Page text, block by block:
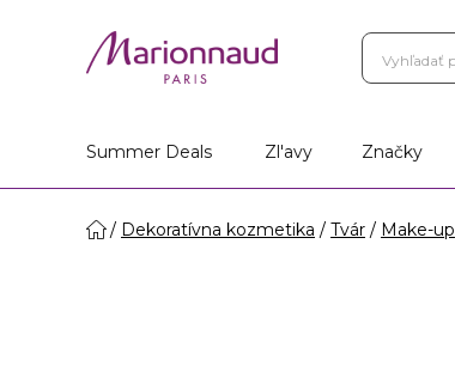
Summer Deals Zl'avy Značky
Dekoratívna kozmetika Tvár Make-up